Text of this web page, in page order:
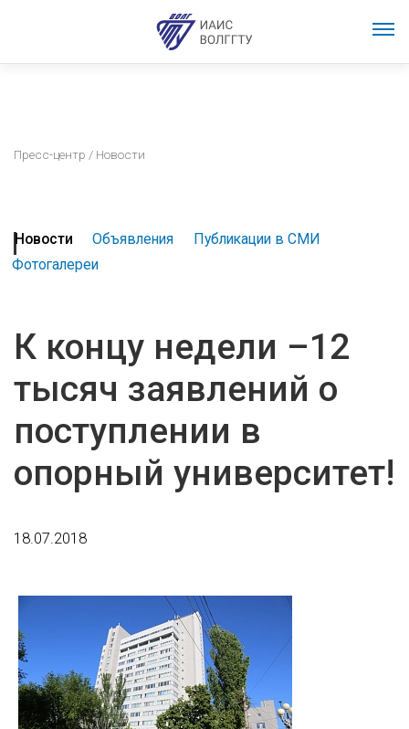
Пресс-центр / Новости
Новости Объявления
Публикации в СМИ
Фотогалереи
К концу недели –12
тысяч заявлений о
поступлении в
опорный университет!
18.07.2018